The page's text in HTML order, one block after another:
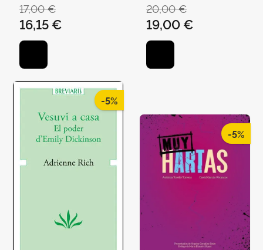
17,00 €
16,15 €
20,00 €
19,00 €
-5%
-5%